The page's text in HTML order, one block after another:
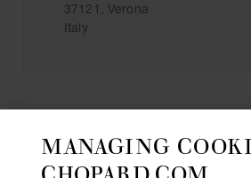
37121, Verona
Italy
MANAGING